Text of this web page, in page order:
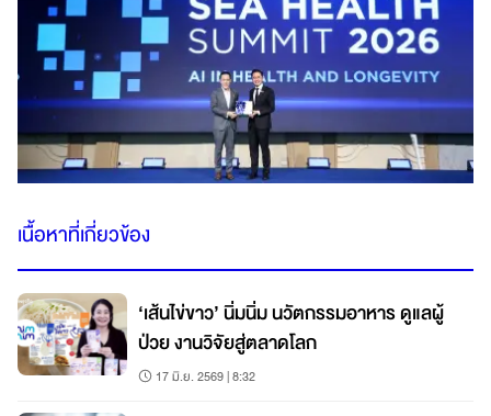
เนื้อหาที่เกี่ยวข้อง
‘เส้นไข่ขาว’ นิ่มนิ่ม นวัตกรรมอาหาร ดูแลผู้
ป่วย งานวิจัยสู่ตลาดโลก
17 มิ.ย. 2569 | 8:32